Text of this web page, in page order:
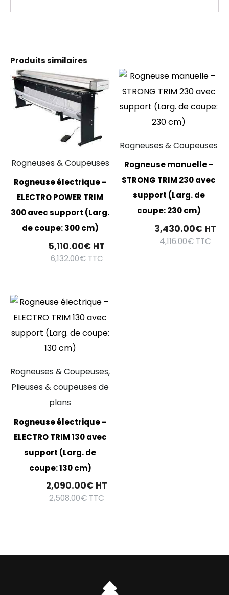
Produits similaires
Rogneuses & Coupeuses
Rogneuse électrique –
ELECTRO POWER TRIM
300 avec support (Larg.
de coupe: 300 cm)
5,110.00€ HT
6,132.00€TTC
Rogneuses & Coupeuses
Rogneuse manuelle –
STRONG TRIM 230 avec
support (Larg. de
coupe: 230 cm)
3,430.00€ HT
4,116.00€TTC
Rogneuses & Coupeuses,
Plieuses & coupeuses de
plans
Rogneuse électrique –
ELECTRO TRIM 130 avec
support (Larg. de
coupe: 130 cm)
2,090.00€ HT
2,508.00€ TTC